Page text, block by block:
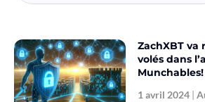
ZachXBT va
volés dans
Munchables!
1 avril 2024